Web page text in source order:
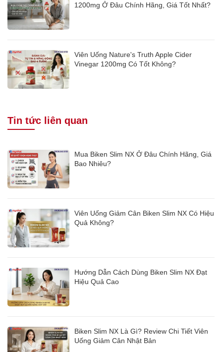
1200mg Ở Đâu Chính Hãng, Giá Tốt Nhất?
Viên Uống Nature's Truth Apple Cider
Vinegar 1200mg Có Tốt Không?
Tin tức liên quan
Mua Biken Slim NX Ở Đâu Chính Hãng, Giá
Bao Nhiêu?
Viên Uống Giảm Cân Biken Slim NX Có Hiệu
Quả Không?
Hướng Dẫn Cách Dùng Biken Slim NX Đạt
Hiệu Quả Cao
Biken Slim NX Là Gì? Review Chi Tiết Viên
Uống Giảm Cân Nhật Bản